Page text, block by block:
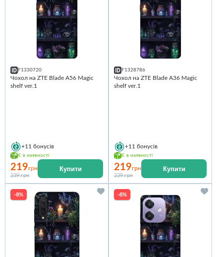
F1330720
Чохол на ZTE Blade A56 Magic
shelf ver.1
+11 бонусів
Є в наявності
219грн
239 грн
Купити
F1328786
Чохол на ZTE Blade A36 Magic
shelf ver.1
+11 бонусів
Є в наявності
219грн
239 грн
Купити
-8% -8%